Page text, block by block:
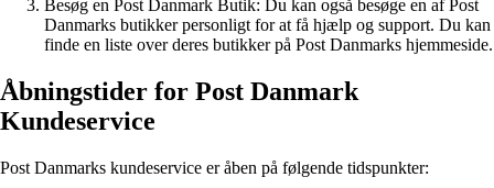
Besøg en Post Danmark Butik: Du kan også besøge en af ​​Post
Danmarks butikker personligt for at få hjælp og support. Du kan
finde en liste over deres butikker på Post Danmarks hjemmeside.
Åbningstider for Post Danmark
Kundeservice
Post Danmarks kundeservice er åben på følgende tidspunkter: